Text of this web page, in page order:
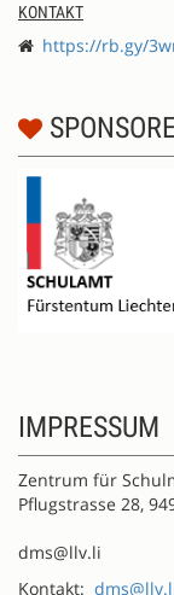
KONTAKT
https://rb.gy/
IMPRESSUM
Zentrum für
Pflugstrasse 28,
dms@llv.li
Kontakt: